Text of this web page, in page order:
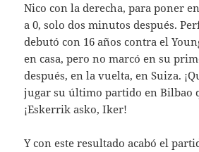
Nico con la derecha, para poner
a 0, solo dos minutos después.
debutó con 16 años contra el
en casa, pero no marcó en su
después, en la vuelta, en Suiza.
jugar su último partido en Bilbao
¡Eskerrik asko, Iker!
Y con este resultado acabó el